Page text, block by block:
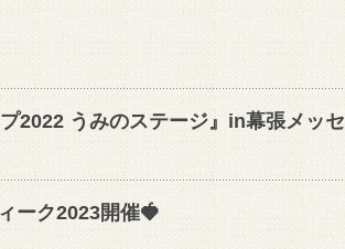
2022 うみのステージ』in幕張メッセ
ーク2023開催🍓